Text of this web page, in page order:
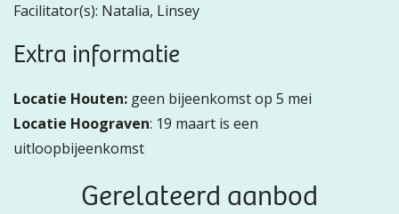
Facilitator(s): Natalia, Linsey
Extra informatie
Locatie Houten: geen bijeenkomst op 5 mei
Locatie Hoograven: 19 maart is een
uitloopbijeenkomst
Gerelateerd aanbod